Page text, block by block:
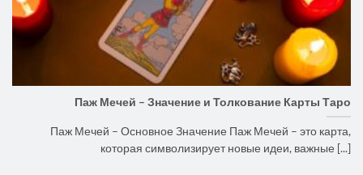
Паж Мечей – Значение и Толкование Карты Таро
Паж Мечей – Основное Значение Паж Мечей – это карта,
которая символизирует новые идеи, важные [...]